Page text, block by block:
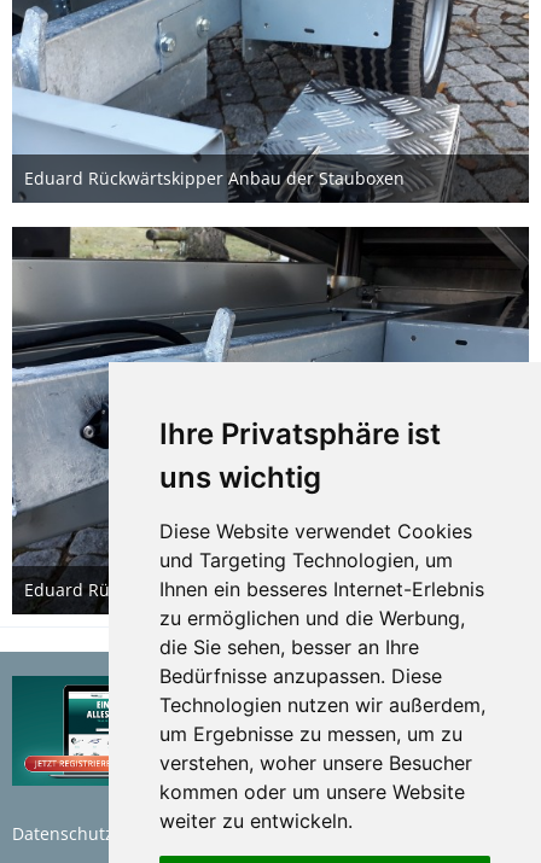
Ihre Privatsphäre ist
uns wichtig
Diese Website verwendet Cookies
und Targeting Technologien, um
Ihnen ein besseres Internet-Erlebnis
zu ermöglichen und die Werbung,
die Sie sehen, besser an Ihre
Bedürfnisse anzupassen. Diese
Technologien nutzen wir außerdem,
um Ergebnisse zu messen, um zu
verstehen, woher unsere Besucher
kommen oder um unsere Website
weiter zu entwickeln.
Eduard Rückwärtskipper Anbau der Stauboxen
20. Dezember 2020
Eduard Rückwärtskipper Anbau der Stauboxen
20. Dezember 2020
Datenschutzerklärung Nutzungsbedingungen